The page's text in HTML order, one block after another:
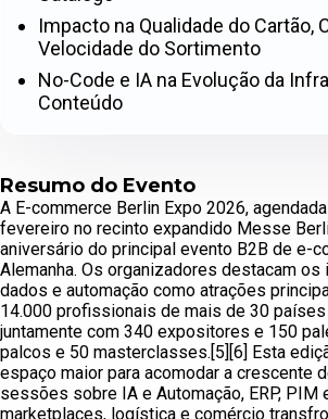
Resumo do Evento
A E-commerce Berlin Expo 2026,
fevereiro no recinto expandido Messe
aniversário do principal evento B2B de e-
Alemanha. Os organizadores destacam os
dados e automação como atrações
14.000 profissionais de mais de 30
juntamente com 340 expositores e 150
palcos e 50 masterclasses.[5][6] Esta
espaço maior para acomodar a crescente
sessões sobre IA e Automação, ERP, PIM
marketplaces, logística e comércio
Impacto na Qualidade do Cartão,
Velocidade do Sortimento
No-Code e IA na Evolução da
Conteúdo